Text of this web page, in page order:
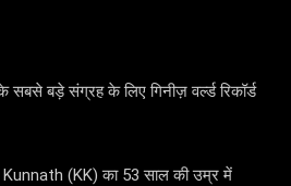
के सबसे बड़े संग्रह के लिए गिनीज़ वर्ल्ड रिकॉर्ड
Kunnath (KK) का 53 साल की उम्र में